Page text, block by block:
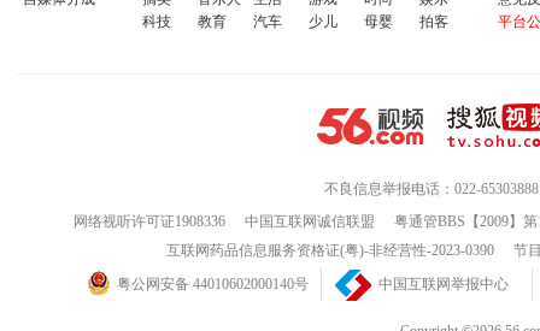
科技
教育 汽车 少儿 母婴 拍客
平台
不良信息举报电话：022-65303888
网络视听许可证1908336
中国互联网诚信联盟
粤通管BBS【2009】
互联网药品信息服务资格证(粤)-非经营性-2023-0390
节
粤公网安备 44010602000140号
中国互联网举报中心